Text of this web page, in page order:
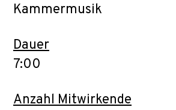
Kammermusik
Dauer
7:00
Anzahl Mitwirkende